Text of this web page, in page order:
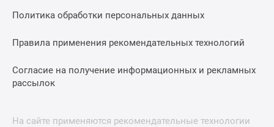
Политика обработки персональных данных
Правила применения рекомендательных технологий
Согласие на получение информационных и рекламных
рассылок
На сайте применяются рекомендательные технологии